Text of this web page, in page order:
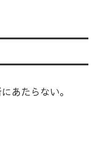
あたらない。